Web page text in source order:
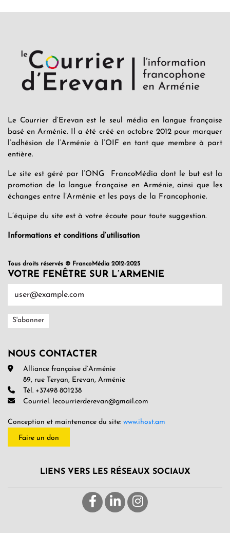
Le Courrier d’Erevan est le seul média en langue française
basé en Arménie. Il a été créé en octobre 2012 pour marquer
l’adhésion de l’Arménie à l’OIF en tant que membre à part
entière.
Le site est géré par l’ONG FrancoMédia dont le but est la
promotion de la langue française en Arménie, ainsi que les
échanges entre l’Arménie et les pays de la Francophonie.
L’équipe du site est à votre écoute pour toute suggestion.
Informations et conditions d’utilisation
Tous droits réservés © FrancoMédia 2012-2025
VOTRE FENÊTRE SUR L’ARMENIE
NOUS CONTACTER
Alliance française d’Arménie
89, rue Teryan, Erevan, Arménie
Tél. +37498 801238
Courriel. lecourrierderevan@gmail.com
Conception et maintenance du site: www.ihost.am
Faire un don
LIENS VERS LES RÉSEAUX SOCIAUX